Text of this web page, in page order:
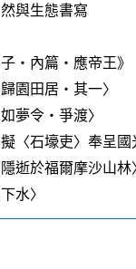
與生態書寫
‧內篇‧應帝王》
園田居‧其一〉
夢令‧爭渡〉
〈石壕吏〉奉呈國
逝於福爾摩沙山林
水〉